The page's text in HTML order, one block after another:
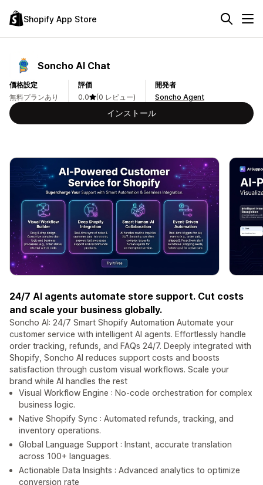
Shopify App Store
Soncho AI Chat
価格設定
無料プランあり
評価
0.0
(0 レビュー)
開発者
Soncho Agent
インストール
24/7 AI agents automate store support. Cut costs
and scale your business globally.
Soncho AI: 24/7 Smart Shopify Automation Automate your
customer service with intelligent AI agents. Effortlessly handle
order tracking, refunds, and FAQs 24/7. Deeply integrated with
Shopify, Soncho AI reduces support costs and boosts
satisfaction through custom visual workflows. Scale your
brand while AI handles the rest
Visual Workflow Engine : No-code orchestration for complex
business logic.
Native Shopify Sync : Automated refunds, tracking, and
inventory operations.
Global Language Support : Instant, accurate translation
across 100+ languages.
Actionable Data Insights : Advanced analytics to optimize
conversion rate